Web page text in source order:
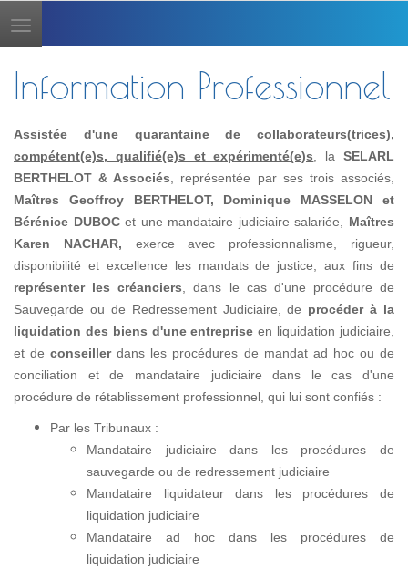
Toggle
navigation
Information Professionnel
Assistée d'une quarantaine de collaborateurs(trices),
compétent(e)s, qualifié(e)s et expérimenté(e)s , laSELARL
BERTHELOT & Associés , représentée par ses trois associés,
Maîtres Geoffroy BERTHELOT, Dominique MASSELON et
Bérénice DUBOCet une mandataire judiciaire salariée, Maîtres
Karen NACHAR, exerce avec professionnalisme, rigueur,
disponibilité et excellence les mandats de justice, aux fins de
représenter les créanciers , dans le cas d'une procédure de
Sauvegarde ou de Redressement Judiciaire, de procéder à la
liquidation des biens d'une entreprise en liquidation judiciaire,
et deconseillerdans les procédures de mandat ad hoc ou de
conciliation et de mandataire judiciaire dans le cas d'une
procédure de rétablissement professionnel, qui lui sont confiés :
Par les Tribunaux :
Mandataire judiciaire dans les procédures de
sauvegarde ou de redressement judiciaire
Mandataire liquidateur dans les procédures de
liquidation judiciaire
Mandataire ad hoc dans les procédures de
liquidation judiciaire